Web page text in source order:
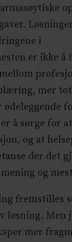
i
er ikke å
mer
ødeleggende
å sørge for
og at
der det
og
fremstilles
løsning. Men
mer